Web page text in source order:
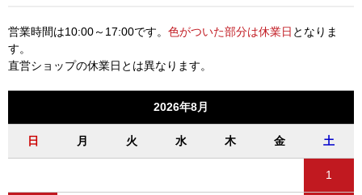
営業時間は10:00～17:00です。 色がついた部分は休業日 となりま
す。
直営ショップの休業日とは異なります。
2026年8月
日 月 火 水 木 金 土
1